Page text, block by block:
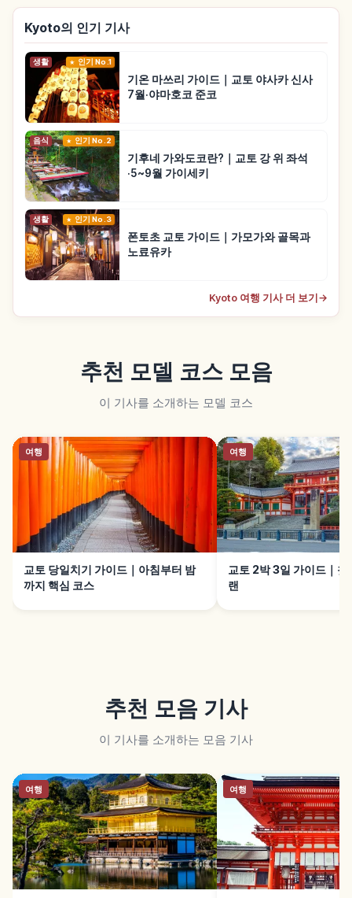
Kyoto의 인기 기사
생활 인기 No.1
기온 마쓰리 가이드｜교토 야사카 신사
7월·야마호코 준코
음식 인기 No.2
기후네 가와도코란?｜교토 강 위 좌석
·5~9월 가이세키
생활 인기 No.3
폰토초 교토 가이드｜가모가와 골목과
노료유카
Kyoto 여행 기사 더 보기 →
추천 모델 코스 모음
이 기사를 소개하는 모델 코스
여행
교토 당일치기 가이드｜아침부터 밤
까지 핵심 코스
여행
교토 2박 3일 가이드｜첫
랜
추천 모음 기사
이 기사를 소개하는 모음 기사
여행 여행